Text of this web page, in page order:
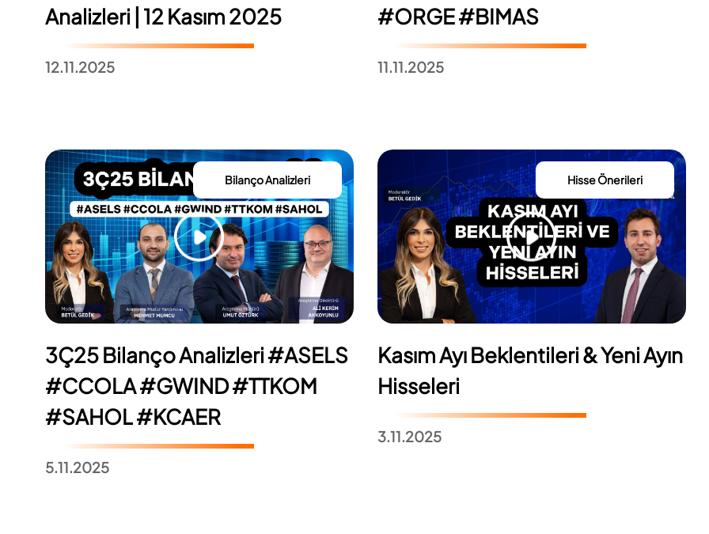
Analizleri | 12 Kasım 2025
12.11.2025
#ORGE #BIMAS
11.11.2025
Bilanço Analizleri
3Ç25 Bilanço Analizleri #ASELS
#CCOLA #GWIND #TTKOM
#SAHOL #KCAER
5.11.2025
Hisse Önerileri
Kasım Ayı Beklentileri & Yeni Ayın
Hisseleri
3.11.2025